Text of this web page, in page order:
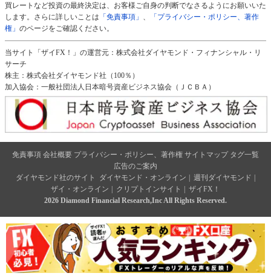
買レートなど投資の最終決定は、お客様ご自身の判断でなさるようにお願いいた
します。さらに詳しいことは 「免責事項」 、
「プライバシー・ポリシー、著作
権」 のページをご確認ください。
当サイト「ザイFX！」の運営元：株式会社ダイヤモンド・フィナンシャル・リ
サーチ
株主：株式会社ダイヤモンド社（100％）
加入協会：一般社団法人日本暗号資産ビジネス協会（ＪＣＢＡ）
免責事項 会社概要 プライバシー・ポリシー、著作権 サイトマップ タグ一覧
広告のご案内
ダイヤモンド社のサイト
ダイヤモンド・オンライン 週刊ダイヤモンド
ザイ・オンライン
クリプトインサイト
ザイFX！
2026 Diamond Financial Research,Inc All Rights Reserved.